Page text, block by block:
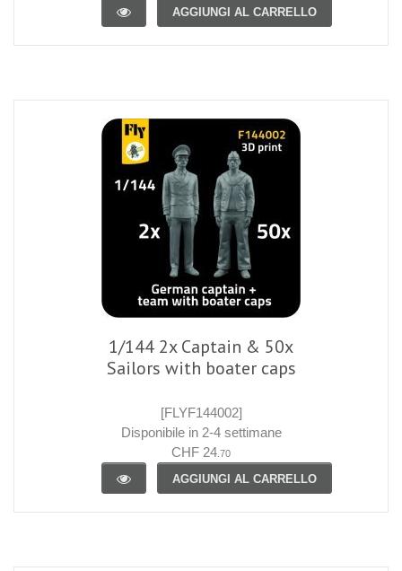
AGGIUNGI AL CARRELLO
1/144 2x Captain & 50x
Sailors with boater caps
[FLYF144002]
Disponibile in 2-4 settimane
CHF 24 .70
AGGIUNGI AL CARRELLO